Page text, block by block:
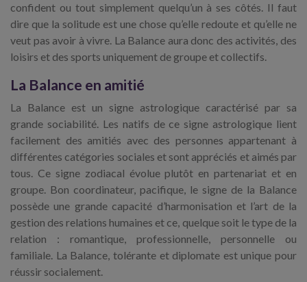
confident ou tout simplement quelqu’un à ses côtés. Il faut
dire que la solitude est une chose qu’elle redoute et qu’elle ne
veut pas avoir à vivre. La Balance aura donc des activités, des
loisirs et des sports uniquement de groupe et collectifs.
La Balance en amitié
La Balance est un signe astrologique caractérisé par sa
grande sociabilité. Les natifs de ce signe astrologique lient
facilement des amitiés avec des personnes appartenant à
différentes catégories sociales et sont appréciés et aimés par
tous. Ce signe zodiacal évolue plutôt en partenariat et en
groupe. Bon coordinateur, pacifique, le signe de la Balance
possède une grande capacité d’harmonisation et l’art de la
gestion des relations humaines et ce, quelque soit le type de la
relation : romantique, professionnelle, personnelle ou
familiale. La Balance, tolérante et diplomate est unique pour
réussir socialement.